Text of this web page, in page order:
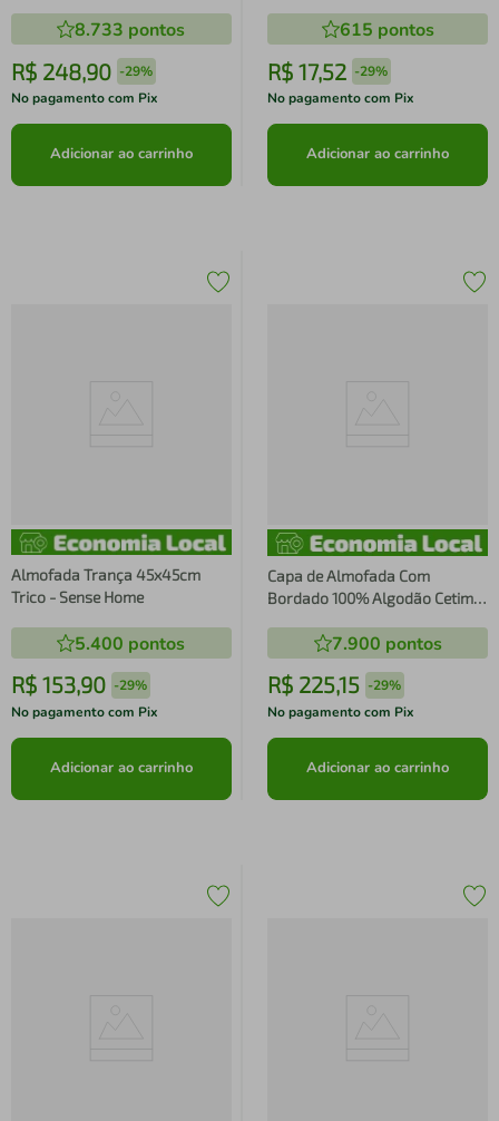
8.733 pontos
R$ 248,90 -29%
No pagamento com Pix
Adicionar ao carrinho
615 pontos
R$ 17,52 -29%
No pagamento com Pix
Adicionar ao carrinho
Almofada Trança 45x45cm
Trico - Sense Home
5.400 pontos
R$ 153,90 -29%
No pagamento com Pix
Adicionar ao carrinho
Capa de Almofada Com
Bordado 100% Algodão Cetim
7.900 pontos
R$ 225,15 -29%
No pagamento com Pix
Adicionar ao carrinho